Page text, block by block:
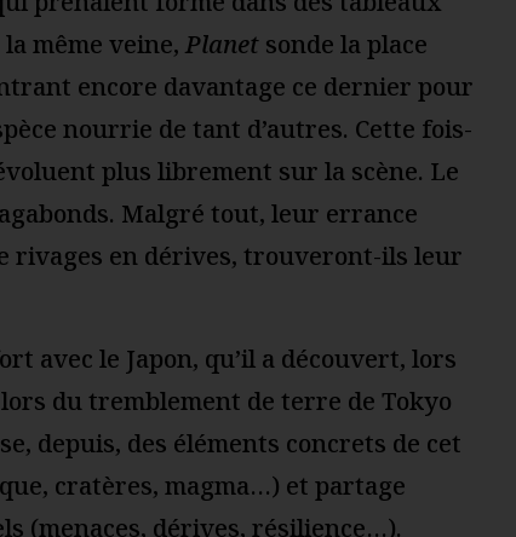
la même veine, Planet sonde la place
encore davantage ce dernier pour
nourrie de tant d’autres. Cette fois-
plus librement sur la scène. Le
Malgré tout, leur errance
rivages en dérives, trouveront-ils leur
avec le Japon, qu’il a découvert, lors
du tremblement de terre de Tokyo
depuis, des éléments concrets de cet
cratères, magma…) et partage
(menaces, dérives, résilience…).